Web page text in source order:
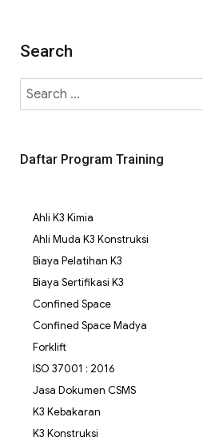
Search
Daftar Program Training
Ahli K3 Kimia
Ahli Muda K3 Konstruksi
Biaya Pelatihan K3
Biaya Sertifikasi K3
Confined Space
Confined Space Madya
Forklift
ISO 37001 : 2016
Jasa Dokumen CSMS
K3 Kebakaran
K3 Konstruksi